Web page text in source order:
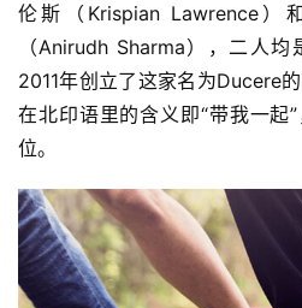
伦斯（Krispian Lawrence）
（Anirudh Sharma），二人
2011年创立了这家名为Ducere
在北印语里的含义即“带我一起
位。